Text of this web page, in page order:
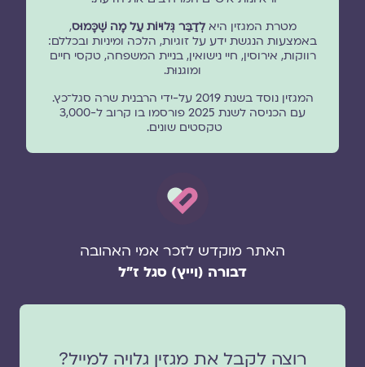
מטרת המגזין היאלְדַבֵּר גְּלוּיוֹת עַל מָה שֶׁכָּמוּס,
באמצעות הנגשת ידע על זוגיות, הלכה ומיניות ובכללם:
רווקות, אירוסין, חיי נישואין, בניית המשפחה, טקסי חיים
ומוגנוּת.
המגזין נוסד בשנת 2019 על-ידי הרבנית שרה סגל־כץ.
עם הכניסה לשנת 2025 פורסמו בו קרוב ל-3,000
טקסטים שונים.
האתר מוקדש לזכר אמי האהובה
דבורה (וייץ) סגל ז"ל
רוצה לקבל את מגזין גלויה למייל?